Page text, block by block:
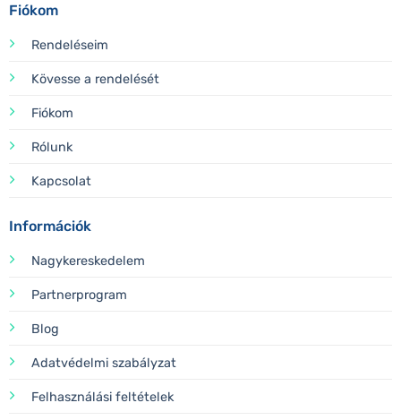
Fiókom
Rendeléseim
Kövesse a rendelését
Fiókom
Rólunk
Kapcsolat
Információk
Nagykereskedelem
Partnerprogram
Blog
Adatvédelmi szabályzat
Felhasználási feltételek